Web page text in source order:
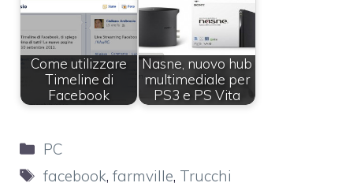
Come utilizzare
Timeline di
Facebook
Nasne, nuovo hub
multimediale per
PS3 e PS Vita
Categorie
PC
Tag
facebook,farmville, Trucchi